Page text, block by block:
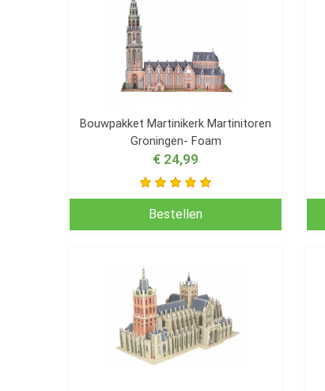
Bouwpakket Martinikerk Martinitoren
Groningen- Foam
€ 24,99
Bestellen